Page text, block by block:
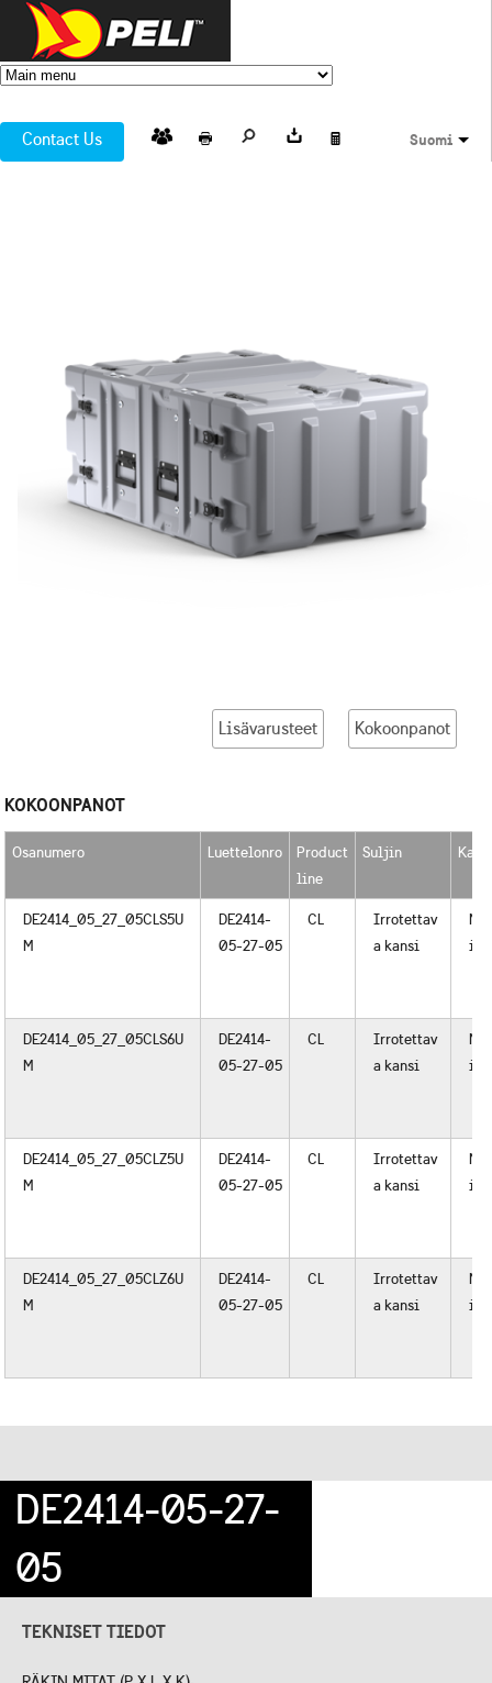
Contact Us Suomi
Lisävarusteet Kokoonpanot
KOKOONPANOT
Osanumero Luettelonro
Product
line
Suljin
DE2414_05_27_05CLS5U
M
DE2414-
05-27-05
CL
Irrotettav
a kansi
i
DE2414_05_27_05CLS6U
M
DE2414-
05-27-05
CL
Irrotettav
a kansi
i
DE2414_05_27_05CLZ5U
M
DE2414-
05-27-05
CL
Irrotettav
a kansi
i
DE2414_05_27_05CLZ6U
M
DE2414-
05-27-05
CL
Irrotettav
a kansi
i
DE2414-05-27-
05
TEKNISET TIEDOT